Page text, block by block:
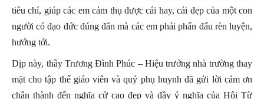
tiêu chí, giúp các em cảm thụ được cái hay, cái đẹp của một con
người có đạo đức đúng đắn mà các em phải phấn đấu rèn luyện,
hướng tới.
Dịp này, thầy Trương Đình Phúc – Hiệu trưởng nhà trường thay
mặt cho tập thể giáo viên và quý phụ huynh đã gửi lời cảm ơn
chân thành đến nghĩa cử cao đẹp và đầy ý nghĩa của Hội Từ